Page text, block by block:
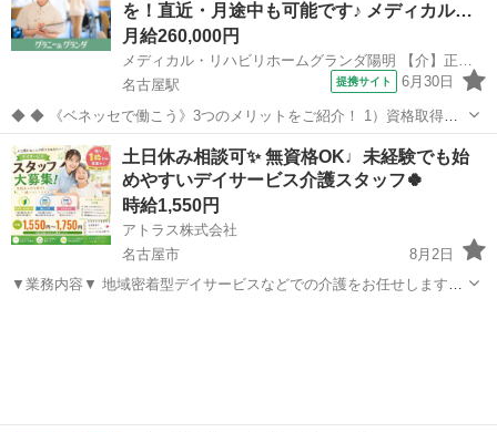
OK！...
を！直近・月途中も可能です♪ メディカル…
月給260,000円
メディカル・リハビリホームグランダ陽明 【介】正社員(夜勤あり)
名古屋駅
提携サイト 6月30日
◆ ◆ 《ベネッセで働こう》3つのメリットをご紹介！ 1）資格取得支
援制度＆受験・研修費の実費負担あり！(規定あり) 2）着実にキャリア
を磨けるでステップアップフィールドが充実！ 3）他社講座も受講
OK！ 《入社後サポ...
愛知 名古屋市 名古屋駅 介護
土日休み相談可✨ 無資格OK♩未経験でも始
めやすいデイサービス介護スタッフ🍀
時給1,550円
アトラス株式会社
名古屋市
8月2日
▼業務内容▼ 地域密着型デイサービスなどでの介護をお任せします！